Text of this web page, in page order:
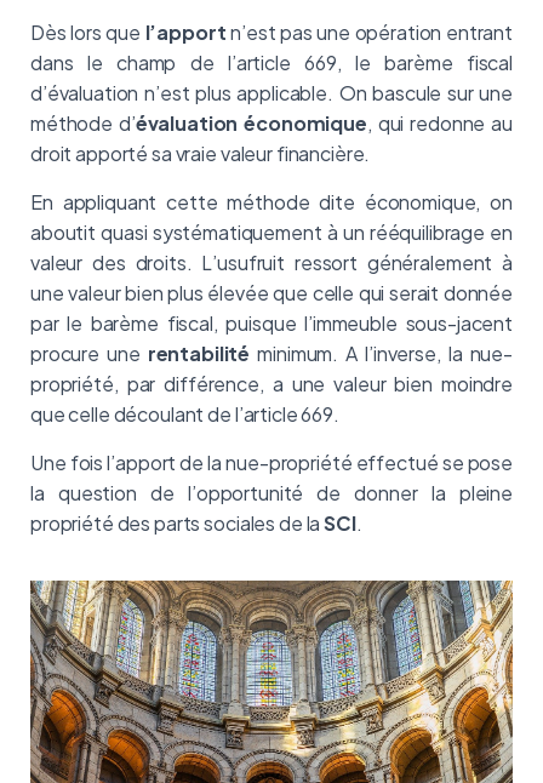
Dès lors que l’apportn’est pas une opération entrant
dans le champ de l’article 669, le barème fiscal
d’évaluation n’est plus applicable. On bascule sur une
méthode d’évaluation économique, qui redonne au
droit apporté sa vraie valeur financière.
En appliquant cette méthode dite économique, on
aboutit quasi systématiquement à un rééquilibrage en
valeur des droits. L’usufruit ressort généralement à
une valeur bien plus élevée que celle qui serait donnée
par le barème fiscal, puisque l’immeuble sous-jacent
procure une rentabilité minimum. A l’inverse, la nue-
propriété, par différence, a une valeur bien moindre
que celle découlant de l’article 669.
Une fois l’apport de la nue-propriété effectué se pose
la question de l’opportunité de donner la pleine
propriété des parts sociales de laSCI.